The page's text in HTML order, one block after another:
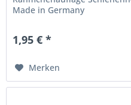
Made in Germany
1,95 € *
Merken